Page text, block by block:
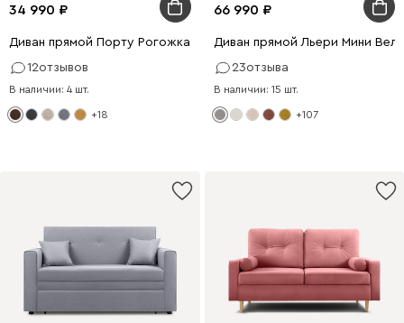
34 990
Диван прямой Порту Рогожка Коричневый
12отзывов
В наличии: 4 шт.
+18
66 990
Диван прямой Льери Мини
23отзыва
В наличии: 15 шт.
+107